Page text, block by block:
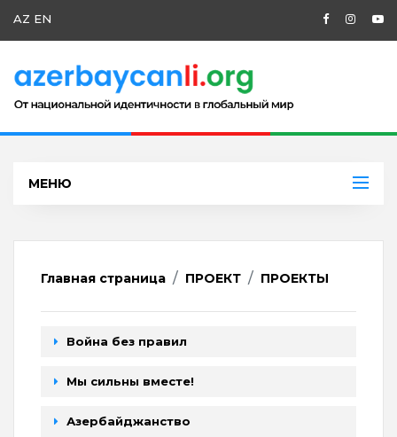
AZ EN
МЕНЮ
Главная страница ПРОЕКТ ПРОЕКТЫ
Война без правил
Мы сильны вместе!
Азербайджанство